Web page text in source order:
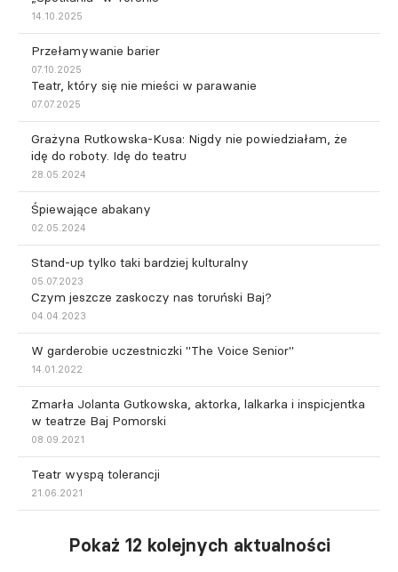
14.10.2025
Przełamywanie barier
07.10.2025
Teatr, który się nie mieści w parawanie
07.07.2025
Grażyna Rutkowska-Kusa: Nigdy nie powiedziałam, że
idę do roboty. Idę do teatru
28.05.2024
Śpiewające abakany
02.05.2024
Stand-up tylko taki bardziej kulturalny
05.07.2023
Czym jeszcze zaskoczy nas toruński Baj?
04.04.2023
W garderobie uczestniczki "The Voice Senior"
14.01.2022
Zmarła Jolanta Gutkowska, aktorka, lalkarka i inspicjentka
w teatrze Baj Pomorski
08.09.2021
Teatr wyspą tolerancji
21.06.2021
Pokaż 12 kolejnych aktualności